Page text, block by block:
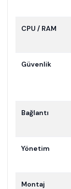
CPU / RAM
Güvenlik
Bağlantı
Yönetim
Montaj